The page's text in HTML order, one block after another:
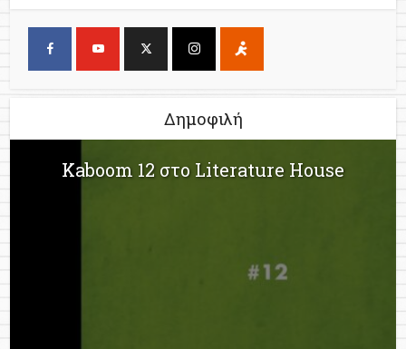
Δημοφιλή
Kaboom 12 στο Literature House